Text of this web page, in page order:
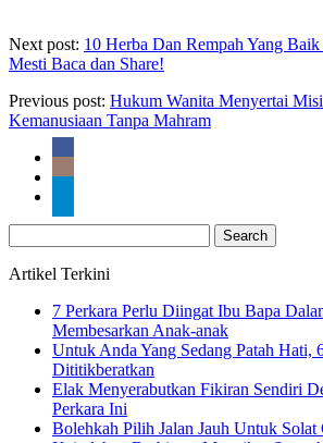
Next post: 10 Herba Dan Rempah Yang
Mesti Baca dan Share!
Previous post: Hukum Wanita Menyertai
Kemanusiaan Tanpa Mahram
for:
Artikel Terkini
7 Perkara Perlu Diingat Ibu Bapa
Membesarkan Anak-anak
Untuk Anda Yang Sedang Patah Hati,
Dititikberatkan
Elak Menyerabutkan Fikiran Sendiri
Perkara Ini
Bolehkah Pilih Jalan Jauh Untuk Solat